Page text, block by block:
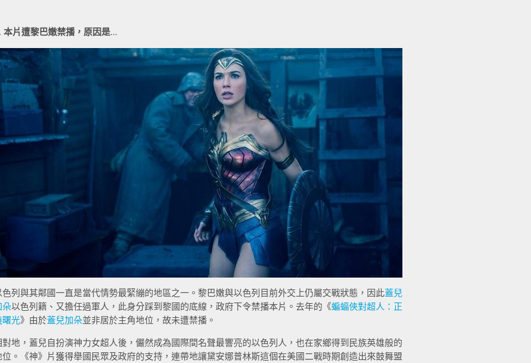
本片遭黎巴嫩禁播，原因是…
色列與其鄰國一直是當代情勢最緊繃的地區之一。黎巴嫩與以色列目前外交上仍屬交戰狀態，因此蓋兒
朵以色列籍、又擔任過軍人，此身分踩到黎國的底線，政府下令禁播本片。去年的《蝙蝠俠對超人：正
曙光》由於蓋兒加朵並非居於主角地位，故未遭禁播。
對地，蓋兒自扮演神力女超人後，儼然成為國際間名聲最響亮的以色列人，也在家鄉得到民族英雄般的
位。《神》片獲得舉國民眾及政府的支持，連帶地讓黛安娜普林斯這個在美國二戰時期創造出來鼓舞盟